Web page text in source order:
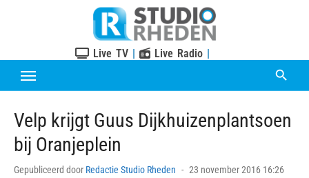
Live TV | Live Radio |
Velp krijgt Guus Dijkhuizenplantsoen
bij Oranjeplein
Gepubliceerd door Redactie Studio Rheden
Posted
23 november 2016 16:26